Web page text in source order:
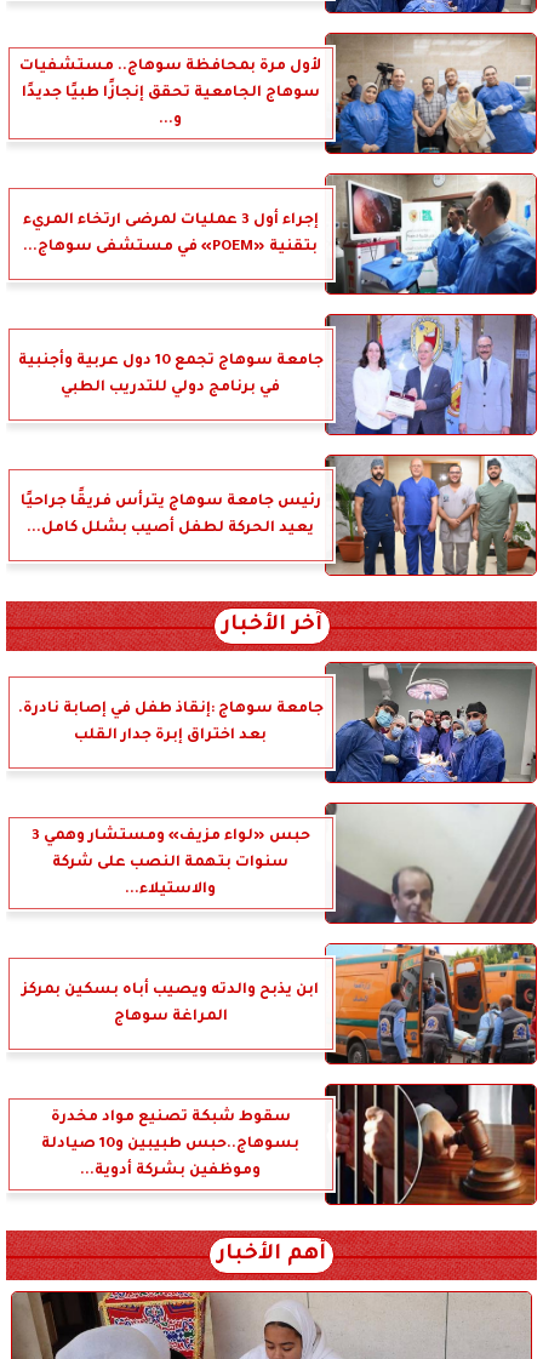
لأول مرة بمحافظة سوهاج.. مستشفيات
سوهاج الجامعية تحقق إنجازًا طبيًا جديدًا
و...
إجراء أول 3 عمليات لمرضى ارتخاء المريء
بتقنية «POEM» في مستشفى سوهاج...
جامعة سوهاج تجمع 10 دول عربية وأجنبية
في برنامج دولي للتدريب الطبي
رئيس جامعة سوهاج يترأس فريقًا جراحيًا
يعيد الحركة لطفل أصيب بشلل كامل...
آخر الأخبار
جامعة سوهاج :إنقاذ طفل في إصابة نادرة.
بعد اختراق إبرة جدار القلب
حبس «لواء مزيف» ومستشار وهمي 3
سنوات بتهمة النصب على شركة
والاستيلاء...
ابن يذبح والدته ويصيب أباه بسكين بمركز
المراغة سوهاج
سقوط شبكة تصنيع مواد مخدرة
بسوهاج..حبس طبيبين و10 صيادلة
وموظفين بشركة أدوية...
أهم الأخبار